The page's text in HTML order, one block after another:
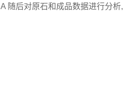
随后对原石和成品数据进行分析,